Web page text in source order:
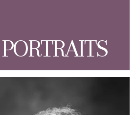
PORTRAITS